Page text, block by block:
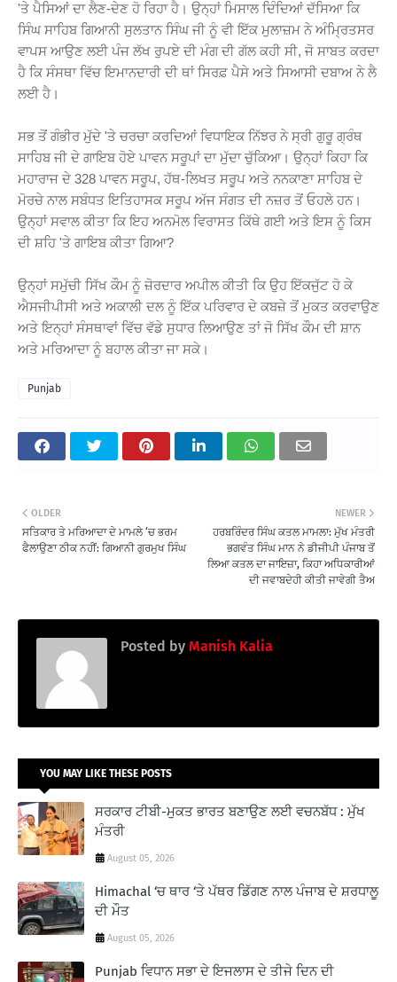
'ਤੇ ਪੈਸਿਆਂ ਦਾ ਲੈਣ-ਦੇਣ ਹੋ ਰਿਹਾ ਹੈ। ਉਨ੍ਹਾਂ ਮਿਸਾਲ ਦਿੰਦਿਆਂ ਦੱਸਿਆ ਕਿ
ਸਿੰਘ ਸਾਹਿਬ ਗਿਆਨੀ ਸੁਲਤਾਨ ਸਿੰਘ ਜੀ ਨੂੰ ਵੀ ਇੱਕ ਮੁਲਾਜ਼ਮ ਨੇ ਅੰਮ੍ਰਿਤਸਰ
ਵਾਪਸ ਆਉਣ ਲਈ ਪੰਜ ਲੱਖ ਰੁਪਏ ਦੀ ਮੰਗ ਦੀ ਗੱਲ ਕਹੀ ਸੀ, ਜੋ ਸਾਬਤ ਕਰਦਾ
ਹੈ ਕਿ ਸੰਸਥਾ ਵਿੱਚ ਇਮਾਨਦਾਰੀ ਦੀ ਥਾਂ ਸਿਰਫ਼ ਪੈਸੇ ਅਤੇ ਸਿਆਸੀ ਦਬਾਅ ਨੇ ਲੈ
ਲਈ ਹੈ।
ਸਭ ਤੋਂ ਗੰਭੀਰ ਮੁੱਦੇ 'ਤੇ ਚਰਚਾ ਕਰਦਿਆਂ ਵਿਧਾਇਕ ਨਿੱਝਰ ਨੇ ਸ੍ਰੀ ਗੁਰੂ ਗ੍ਰੰਥ
ਸਾਹਿਬ ਜੀ ਦੇ ਗਾਇਬ ਹੋਏ ਪਾਵਨ ਸਰੂਪਾਂ ਦਾ ਮੁੱਦਾ ਚੁੱਕਿਆ। ਉਨ੍ਹਾਂ ਕਿਹਾ ਕਿ
ਮਹਾਰਾਜ ਦੇ 328 ਪਾਵਨ ਸਰੂਪ, ਹੱਥ-ਲਿਖਤ ਸਰੂਪ ਅਤੇ ਨਨਕਾਣਾ ਸਾਹਿਬ ਦੇ
ਮੋਰਚੇ ਨਾਲ ਸਬੰਧਤ ਇਤਿਹਾਸਕ ਸਰੂਪ ਅੱਜ ਸੰਗਤ ਦੀ ਨਜ਼ਰ ਤੋਂ ਓਹਲੇ ਹਨ।
ਉਨ੍ਹਾਂ ਸਵਾਲ ਕੀਤਾ ਕਿ ਇਹ ਅਨਮੋਲ ਵਿਰਾਸਤ ਕਿੱਥੇ ਗਈ ਅਤੇ ਇਸ ਨੂੰ ਕਿਸ
ਦੀ ਸ਼ਹਿ 'ਤੇ ਗਾਇਬ ਕੀਤਾ ਗਿਆ?
ਉਨ੍ਹਾਂ ਸਮੁੱਚੀ ਸਿੱਖ ਕੌਮ ਨੂੰ ਜ਼ੋਰਦਾਰ ਅਪੀਲ ਕੀਤੀ ਕਿ ਉਹ ਇੱਕਜੁੱਟ ਹੋ ਕੇ
ਐਸਜੀਪੀਸੀ ਅਤੇ ਅਕਾਲੀ ਦਲ ਨੂੰ ਇੱਕ ਪਰਿਵਾਰ ਦੇ ਕਬਜ਼ੇ ਤੋਂ ਮੁਕਤ ਕਰਵਾਉਣ
ਅਤੇ ਇਨ੍ਹਾਂ ਸੰਸਥਾਵਾਂ ਵਿੱਚ ਵੱਡੇ ਸੁਧਾਰ ਲਿਆਉਣ ਤਾਂ ਜੋ ਸਿੱਖ ਕੌਮ ਦੀ ਸ਼ਾਨ
ਅਤੇ ਮਰਿਆਦਾ ਨੂੰ ਬਹਾਲ ਕੀਤਾ ਜਾ ਸਕੇ।
Punjab
NEWER
ਹਰਬਰਿੰਦਰ ਸਿੰਘ ਕਤਲ ਮਾਮਲਾ: ਮੁੱਖ ਮੰਤਰੀ
ਭਗਵੰਤ ਸਿੰਘ ਮਾਨ ਨੇ ਡੀਜੀਪੀ ਪੰਜਾਬ ਤੋਂ
ਲਿਆ ਕਤਲ ਦਾ ਜਾਇਜ਼ਾ, ਕਿਹਾ ਅਧਿਕਾਰੀਆਂ
ਦੀ ਜਵਾਬਦੇਹੀ ਕੀਤੀ ਜਾਵੇਗੀ ਤੈਅ
OLDER
ਸਤਿਕਾਰ ਤੇ ਮਰਿਆਦਾ ਦੇ ਮਾਮਲੇ ‘ਚ ਭਰਮ
ਫੈਲਾਉਣਾ ਠੀਕ ਨਹੀਂ: ਗਿਆਨੀ ਗੁਰਮੁਖ ਸਿੰਘ
Posted by Manish Kalia
YOU MAY LIKE THESE POSTS
ਸਰਕਾਰ ਟੀਬੀ-ਮੁਕਤ ਭਾਰਤ ਬਣਾਉਣ ਲਈ ਵਚਨਬੱਧ : ਮੁੱਖ
ਮੰਤਰੀ
August 05, 2026
Himachal ‘ਚ ਥਾਰ ‘ਤੇ ਪੱਥਰ ਡਿੱਗਣ ਨਾਲ ਪੰਜਾਬ ਦੇ ਸ਼ਰਧਾਲੂ
ਦੀ ਮੌਤ
August 05, 2026
Punjab ਵਿਧਾਨ ਸਭਾ ਦੇ ਇਜਲਾਸ ਦੇ ਤੀਜੇ ਦਿਨ ਦੀ